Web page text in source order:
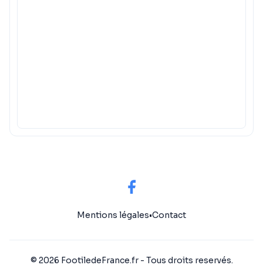
Mentions légales•Contact
© 2026 FootiledeFrance.fr - Tous droits reservés.